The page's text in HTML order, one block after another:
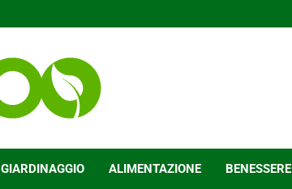
GIARDINAGGIO ALIMENTAZIONE BENESSERE